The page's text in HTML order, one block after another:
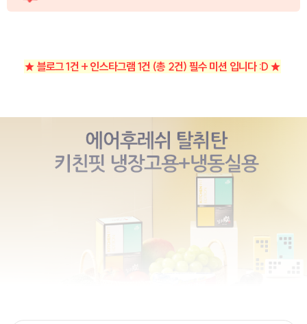
★ 블로그 1건 + 인스타그램 1건 (총 2건) 필수 미션 입니다 :D ★